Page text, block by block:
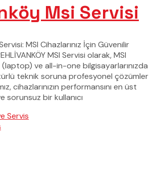
Msi Servisi
MSI Cihazlarınız İçin Güvenilir
MSI Servisi olarak, MSI
ve all-in-one bilgisayarlarınızda
türlü teknik soruna profesyonel çözümler
cihazlarınızın performansını en üst
sorunsuz bir kullanıcı
Servis